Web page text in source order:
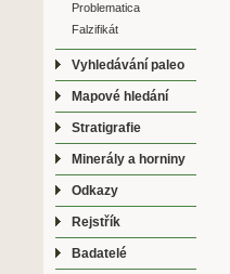
Problematica
Falzifikát
Vyhledávání paleo
Mapové hledání
Stratigrafie
Minerály a horniny
Odkazy
Rejstřík
Badatelé